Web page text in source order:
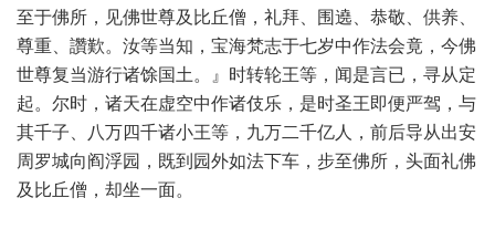
至于佛所，见佛世尊及比丘僧，礼拜、围遶、恭敬、供养、
尊重、讚歎。汝等当知，宝海梵志于七岁中作法会竟，今佛
世尊复当游行诸馀国土。』时转轮王等，闻是言已，寻从定
起。尔时，诸天在虚空中作诸伎乐，是时圣王即便严驾，与
其千子、八万四千诸小王等，九万二千亿人，前后导从出安
周罗城向阎浮园，既到园外如法下车，步至佛所，头面礼佛
及比丘僧，却坐一面。